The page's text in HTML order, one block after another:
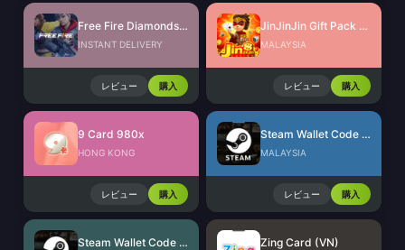
Free Fire Diamonds EU + TR
INSTANT DELIVERY
レビュー 購入
JinJinJin Gift Pack Redeem Code
MALAYSIA
レビュー 購入
9 Card 980x
HONG KONG
レビュー 購入
Steam Wallet Code (MYR)
MALAYSIA
レビュー 購入
Steam Wallet Code (IDR) Zing Card (VN)